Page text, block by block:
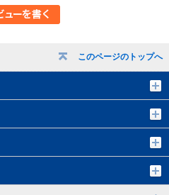
このページのトップへ